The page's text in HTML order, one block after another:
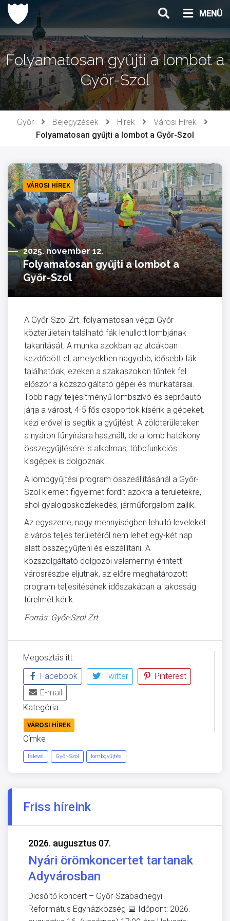
Ugrás
tartalomhoz
MENÜ
Folyamatosan gyűjti a lombot a
Győr-Szol
Győr Bejegyzések Hírek
Városi Hírek
Folyamatosan gyűjti a lombot a Győr-Szol
VÁROSI HÍREK
2025. november 12.
Folyamatosan gyűjti a lombot a
Győr-Szol
A Győr-Szol Zrt. folyamatosan végzi Győr
közterületein található fák lehullott lombjának
takarítását. A munka azokban az utcákban
kezdődött el, amelyekben nagyobb, idősebb fák
találhatóak, ezeken a szakaszokon tűntek fel
először a közszolgáltató gépei és munkatársai.
Több nagy teljesítményű lombszívó és seprőautó
járja a várost, 4-5 fős csoportok kísérik a gépeket,
kézi erővel is segítik a gyűjtést. A zöldterületeken
a nyáron fűnyírásra használt, de a lomb hatékony
összegyűjtésére is alkalmas, többfunkciós
kisgépek is dolgoznak.
A lombgyűjtési program összeállításánál a Győr-
Szol kiemelt figyelmet fordít azokra a területekre,
ahol gyalogosközlekedés, járműforgalom zajlik.
Az egyszerre, nagy mennyiségben lehulló leveleket
a város teljes területéről nem lehet egy-két nap
alatt összegyűjteni és elszállítani. A
közszolgáltató dolgozói valamennyi érintett
városrészbe eljutnak, az előre meghatározott
program teljesítésének időszakában a lakosság
türelmét kérik.
Forrás: Győr-Szol Zrt.
Megosztás itt:
Facebook
Twitter
Pinterest
E-mail
Kategória
VÁROSI HÍREK
Címke
falevél Győr-Szol lombgyűjtés
Friss híreink
2026. augusztus 07.
Nyári örömkoncertet tartanak
Adyvárosban
Dicsőítő koncert – Győr-Szabadhegyi
Református Egyházközség 📅 Időpont: 2026.